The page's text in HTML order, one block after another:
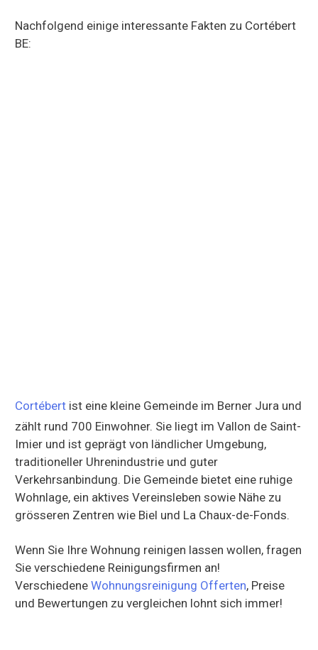
Nachfolgend einige interessante Fakten zu Cortébert
BE:
Cortébert ist eine kleine Gemeinde im Berner Jura und
zählt rund 700 Einwohner. Sie liegt im Vallon de Saint-
Imier und ist geprägt von ländlicher Umgebung,
traditioneller Uhrenindustrie und guter
Verkehrsanbindung. Die Gemeinde bietet eine ruhige
Wohnlage, ein aktives Vereinsleben sowie Nähe zu
grösseren Zentren wie Biel und La Chaux-de-Fonds.
Wenn Sie Ihre Wohnung reinigen lassen wollen, fragen
Sie verschiedene Reinigungsfirmen an!
Verschiedene Wohnungsreinigung Offerten, Preise
und Bewertungen zu vergleichen lohnt sich immer!